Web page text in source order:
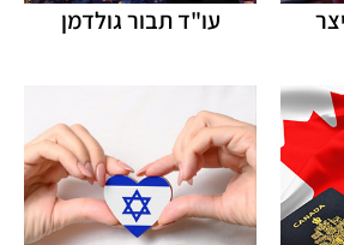
עו"ד תבור גולדמן